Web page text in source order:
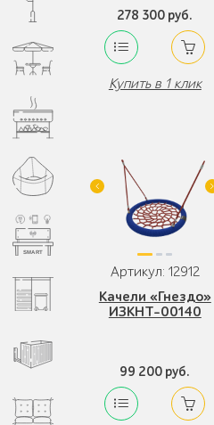
278 300 руб.
Купить в 1 клик
Артикул: 12912
Качели «Гнездо»
ИЗКНТ-00140
99 200 руб.